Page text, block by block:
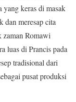
yang keras di masak
dan meresap cita
zaman Romawi
luas di Prancis pada
tradisional dari
pusat produksi